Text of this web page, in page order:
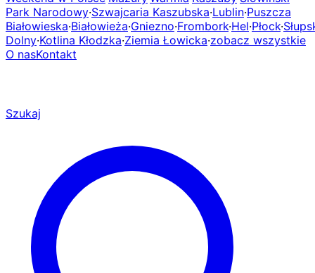
Park Narodowy·Szwajcaria Kaszubska·Lublin·Puszcza
Białowieska·Białowieża·Gniezno·Frombork·Hel·Płock·
Dolny·Kotlina Kłodzka·Ziemia Łowicka·zobacz wszystkie
O nasKontakt
Szukaj